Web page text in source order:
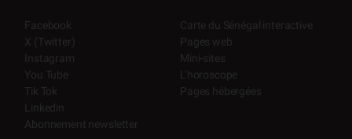
Facebook
X (Twitter)
Instagram
You Tube
Tik Tok
Linkedin
Abonnement newsletter
Carte du Sénégal interactive
Pages web
Mini-sites
L’horoscope
Pages hébergées